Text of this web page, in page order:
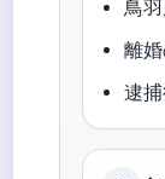
鳥
離
逮